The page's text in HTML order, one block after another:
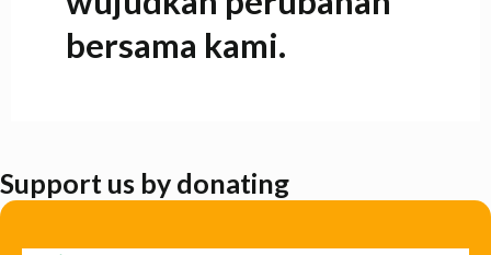
bersama kami.
Support us by donating